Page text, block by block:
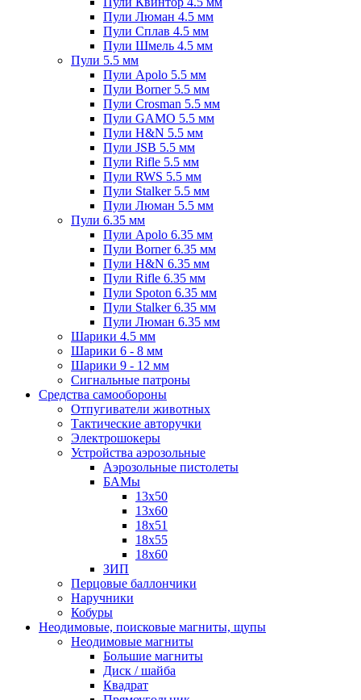
Пули Люман 4.5 мм
Пули Сплав 4.5 мм
Пули Шмель 4.5 мм
Пули 5.5 мм
Пули Apolo 5.5 мм
Пули Borner 5.5 мм
Пули Crosman 5.5 мм
Пули GAMO 5.5 мм
Пули H&N 5.5 мм
Пули JSB 5.5 мм
Пули Rifle 5.5 мм
Пули RWS 5.5 мм
Пули Stalker 5.5 мм
Пули Люман 5.5 мм
Пули 6.35 мм
Пули Apolo 6.35 мм
Пули Borner 6.35 мм
Пули H&N 6.35 мм
Пули Rifle 6.35 мм
Пули Spoton 6.35 мм
Пули Stalker 6.35 мм
Пули Люман 6.35 мм
Шарики 4.5 мм
Шарики 6 - 8 мм
Шарики 9 - 12 мм
Сигнальные патроны
Средства самообороны
Отпугиватели животных
Тактические авторучки
Электрошокеры
Устройства аэрозольные
Аэрозольные пистолеты
БАМы
13х50
13х60
18х51
18х55
18х60
ЗИП
Перцовые баллончики
Наручники
Кобуры
Неодимовые, поисковые магниты, щупы
Неодимовые магниты
Большие магниты
Диск / шайба
Квадрат